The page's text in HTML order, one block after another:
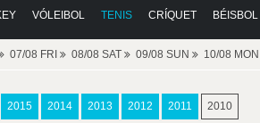
VÓLEIBOL TENIS CRÍQUET BÉISBOL
07/08 FRI 08/08 SAT 09/08 SUN 10/08 MON
2015 2014 2013 2012 2011 2010